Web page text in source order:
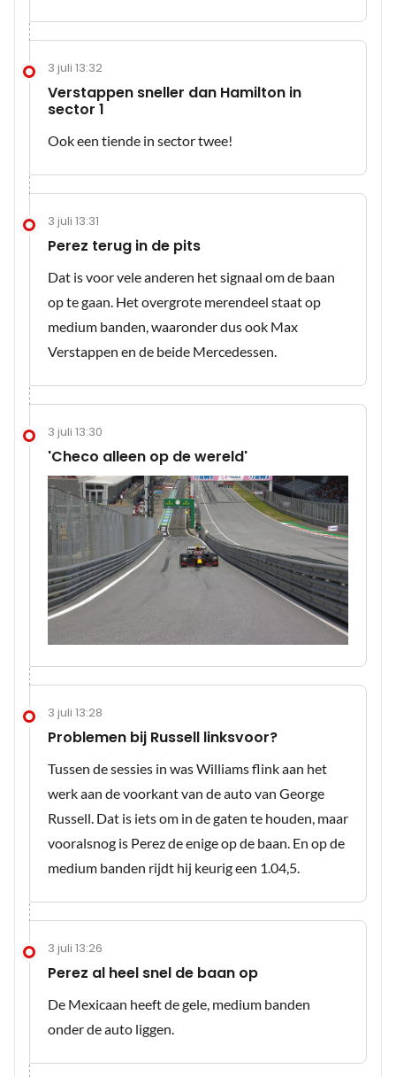
3 juli 13:32
Verstappen sneller dan Hamilton in
sector 1
Ook een tiende in sector twee!
3 juli 13:31
Perez terug in de pits
Dat is voor vele anderen het signaal om de baan
op te gaan. Het overgrote merendeel staat op
medium banden, waaronder dus ook Max
Verstappen en de beide Mercedessen.
3 juli 13:30
'Checo alleen op de wereld'
3 juli 13:28
Problemen bij Russell linksvoor?
Tussen de sessies in was Williams flink aan het
werk aan de voorkant van de auto van George
Russell. Dat is iets om in de gaten te houden, maar
vooralsnog is Perez de enige op de baan. En op de
medium banden rijdt hij keurig een 1.04,5.
3 juli 13:26
Perez al heel snel de baan op
De Mexicaan heeft de gele, medium banden
onder de auto liggen.